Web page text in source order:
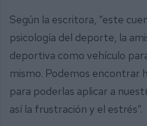
Según la escritora, “este
psicología del deporte, la
deportiva como vehículo
mismo. Podemos encontrar
para poderlas aplicar a
así la frustración y el estrés”.